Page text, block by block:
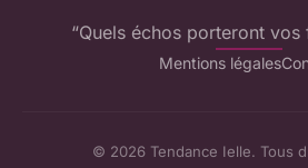
“Quels échos porteront vos
Mentions légales
© 2026 Tendance Ielle. Tous